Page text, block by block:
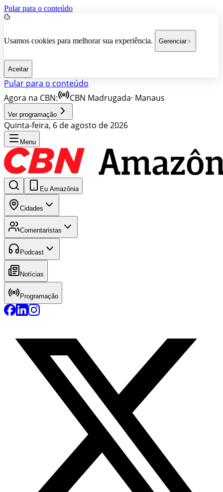
Pular para o conteúdo
Usamos cookies para melhorar sua experiência. Gerenciar
Aceitar
Pular para o conteúdo
Agora na CBN:
CBN Madrugada· Manaus
Ver programação
Quinta-feira, 6 de agosto de 2026
Menu
Eu Amazônia
Cidades
Comentaristas
Podcast
Notícias
Programação